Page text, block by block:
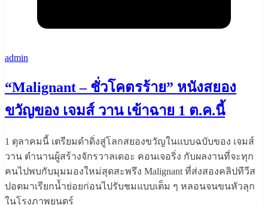
admin
“Malignant – ชั่วโคตรร้าย” หนังสยอง
ขวัญของ เจมส์ วาน เข้าฉาย 1 ต.ค.นี้
1 ตุลาคมนี้ เตรียมดำดิ่งสู่โลกสยองขวัญในแบบฉบับของ เจมส์
วาน ตำนานผู้สร้างจักรวาลเดอะ คอนเจอริ่ง กับผลงานที่จะทุก
คนไปพบกับมุมมองใหม่สุดสะพรึง Malignant ที่ส่งสองคลิปทีวีส
ปอตมาเรียกน้ำย่อยก่อนไปรับชมแบบเต็ม ๆ หลอนจนขนหัวลุก
ในโรงภาพยนตร์